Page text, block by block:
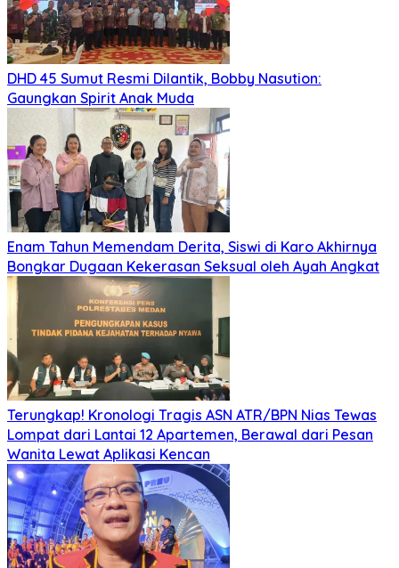
DHD 45 Sumut Resmi Dilantik, Bobby Nasution:
Gaungkan Spirit Anak Muda
Enam Tahun Memendam Derita, Siswi di Karo Akhirnya
Bongkar Dugaan Kekerasan Seksual oleh Ayah Angkat
Terungkap! Kronologi Tragis ASN ATR/BPN Nias Tewas
Lompat dari Lantai 12 Apartemen, Berawal dari Pesan
Wanita Lewat Aplikasi Kencan